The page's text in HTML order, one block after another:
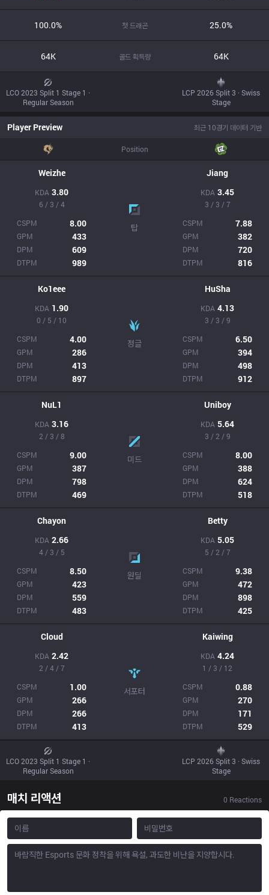
100.0% 첫 드래곤 25.0%
64K 골드 획득량 64K
LCO 2023 Split 1 Stage 1 ·
Regular Season
LCP 2026 Split 3 · Swiss
Stage
Player Preview 최근 10경기 데이터 기반
Position
Weizhe
KDA 3.80
6 / 3 / 4
CSPM
8.00
GPM 433
DPM 609
DTPM 989
탑
Jiang
KDA 3.45
3 / 3 / 7
CSPM
7.88
GPM 382
DPM 720
DTPM 816
Ko1eee
KDA 1.90
0 / 5 / 10
CSPM
4.00
GPM 286
DPM 413
DTPM 897
정글
HuSha
KDA 4.13
3 / 3 / 9
CSPM
6.50
GPM 394
DPM 498
DTPM 912
NuL1
KDA 3.16
2 / 3 / 8
CSPM
9.00
GPM 387
DPM 798
DTPM 469
미드
Uniboy
KDA 5.64
3 / 2 / 9
CSPM
8.00
GPM 388
DPM 624
DTPM 518
Chayon
KDA 2.66
4 / 3 / 5
CSPM
8.50
GPM 423
DPM 559
DTPM 483
원딜
Betty
KDA 5.05
5 / 2 / 7
CSPM
9.38
GPM 472
DPM 898
DTPM 425
Cloud
KDA 2.42
2 / 4 / 7
CSPM
1.00
GPM 266
DPM 266
DTPM 413
서포터
Kaiwing
KDA 4.24
1 / 3 / 12
CSPM
0.88
GPM 270
DPM 171
DTPM 529
LCO 2023 Split 1 Stage 1 ·
Regular Season
LCP 2026 Split 3 · Swiss
Stage
매치 리액션 0 Reactions